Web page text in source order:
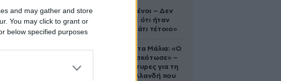
and may gather and store
You may click to grant or
below specified purposes
συντετριμμένοι – Δεν
έδειξε ποτέ ότι ήταν
ικανός για κάτι τέτοιο»
Τραγωδία στα Μάλια: «Ο
πανικός τη σκότωσε» –
Τι λένε μάρτυρες για τη
42χρονη Ολλανδή που